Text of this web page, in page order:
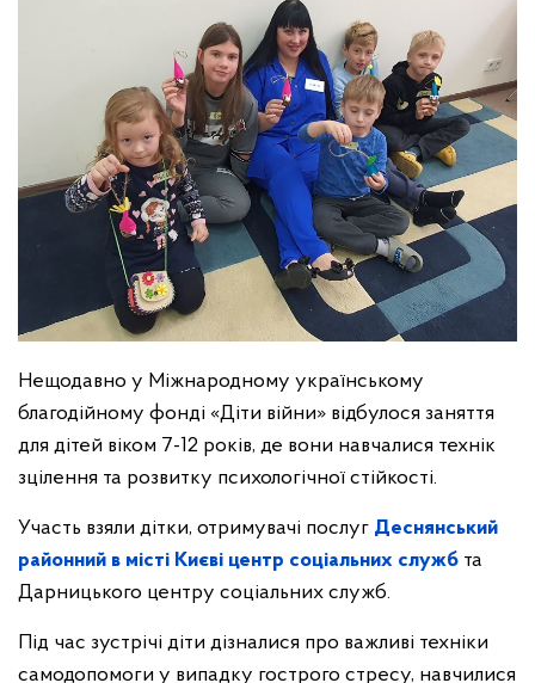
Нещодавно у Міжнародному українському
благодійному фонді «Діти війни» відбулося заняття
для дітей віком 7-12 років, де вони навчалися технік
зцілення та розвитку психологічної стійкості.
Участь взяли дітки, отримувачі послуг Деснянський
районний в місті Києві центр соціальних служб та
Дарницького центру соціальних служб.
Під час зустрічі діти дізналися про важливі техніки
самодопомоги у випадку гострого стресу, навчилися